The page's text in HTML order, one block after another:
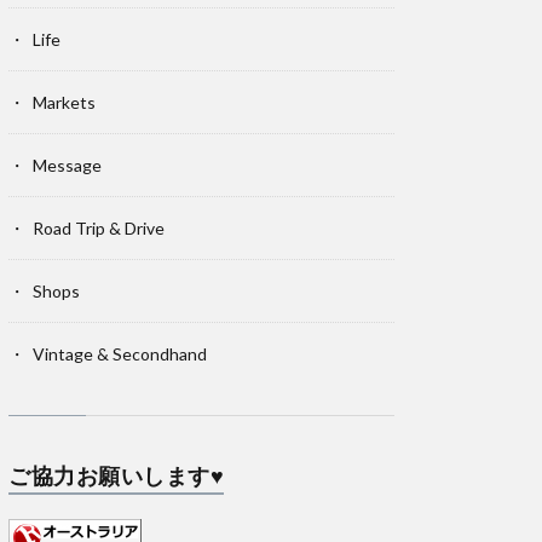
Life
Markets
Message
Road Trip & Drive
Shops
Vintage & Secondhand
ご協力お願いします♥